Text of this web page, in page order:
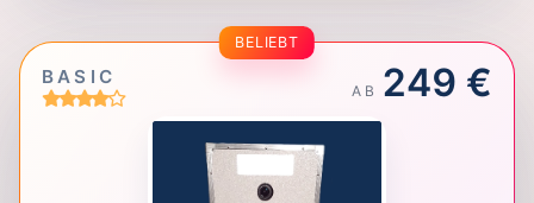
BELIEBT
BASIC
AB 249 €